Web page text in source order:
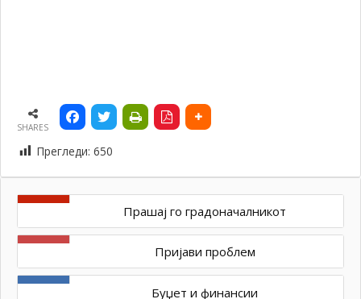
SHARES
Прегледи: 650
Прашај го градоначалникот
Пријави проблем
Буџет и финансии